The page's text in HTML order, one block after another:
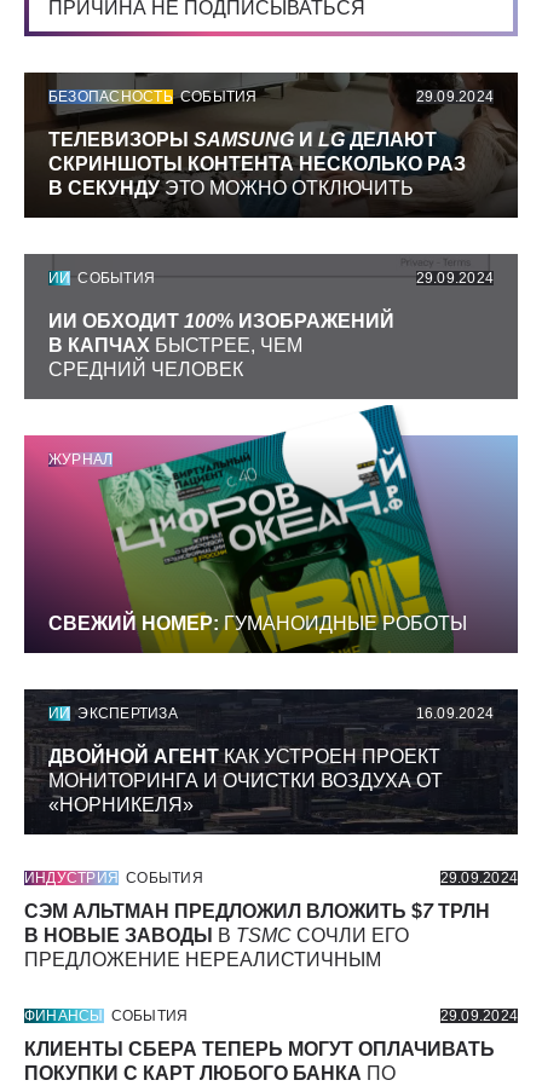
ПРИЧИНА НЕ ПОДПИСЫВАТЬСЯ
БЕЗОПАСНОСТЬ СОБЫТИЯ 29.09.2024
ТЕЛЕВИЗОРЫ SAMSUNG И LGДЕЛАЮТ
СКРИНШОТЫ КОНТЕНТА НЕСКОЛЬКО РАЗ
В СЕКУНДУЭТО МОЖНО ОТКЛЮЧИТЬ
ИИ СОБЫТИЯ 29.09.2024
ИИ ОБХОДИТ 100% ИЗОБРАЖЕНИЙ
В КАПЧАХ БЫСТРЕЕ, ЧЕМ
СРЕДНИЙ ЧЕЛОВЕК
ЖУРНАЛ
СВЕЖИЙ НОМЕР: ГУМАНОИДНЫЕ РОБОТЫ
ИИ ЭКСПЕРТИЗА 16.09.2024
ДВОЙНОЙ АГЕНТКАК УСТРОЕН ПРОЕКТ
МОНИТОРИНГА И ОЧИСТКИ ВОЗДУХА ОТ
«НОРНИКЕЛЯ»
ИНДУСТРИЯ СОБЫТИЯ 29.09.2024
СЭМ АЛЬТМАН ПРЕДЛОЖИЛ ВЛОЖИТЬ $7ТРЛН
В НОВЫЕ ЗАВОДЫ
В TSMC СОЧЛИ ЕГО
ПРЕДЛОЖЕНИЕ НЕРЕАЛИСТИЧНЫМ
ФИНАНСЫ СОБЫТИЯ 29.09.2024
КЛИЕНТЫ СБЕРА ТЕПЕРЬ МОГУТ ОПЛАЧИВАТЬ
ПОКУПКИ С КАРТ ЛЮБОГО БАНКА ПО